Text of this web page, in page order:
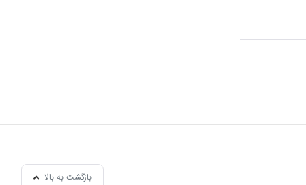
بازگشت به بالا